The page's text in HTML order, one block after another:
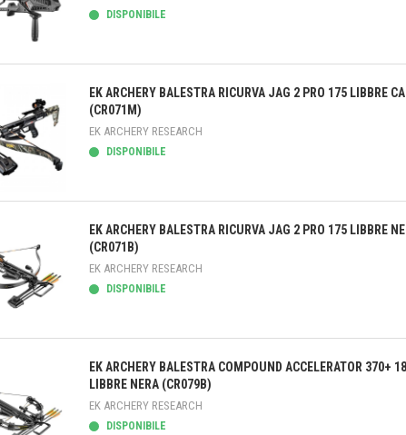
DISPONIBILE
EK ARCHERY BALESTRA RICURVA JAG 2 PRO 175 LIBBRE
(CR071M)
EK ARCHERY RESEARCH
DISPONIBILE
EK ARCHERY BALESTRA RICURVA JAG 2 PRO 175 LIBBRE
(CR071B)
EK ARCHERY RESEARCH
DISPONIBILE
EK ARCHERY BALESTRA COMPOUND ACCELERATOR 370+
LIBBRE NERA (CR079B)
EK ARCHERY RESEARCH
DISPONIBILE